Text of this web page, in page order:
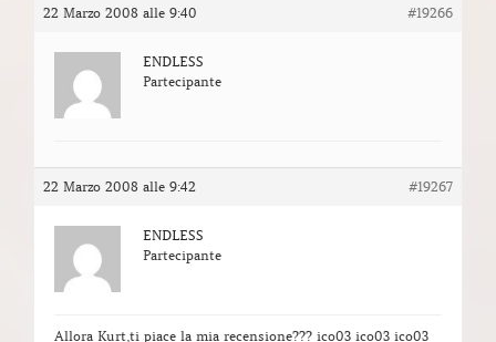
22 Marzo 2008 alle 9:40 #19266
ENDLESS
Partecipante
22 Marzo 2008 alle 9:42 #19267
ENDLESS
Partecipante
Allora Kurt,ti piace la mia recensione??? ico03 ico03 ico03